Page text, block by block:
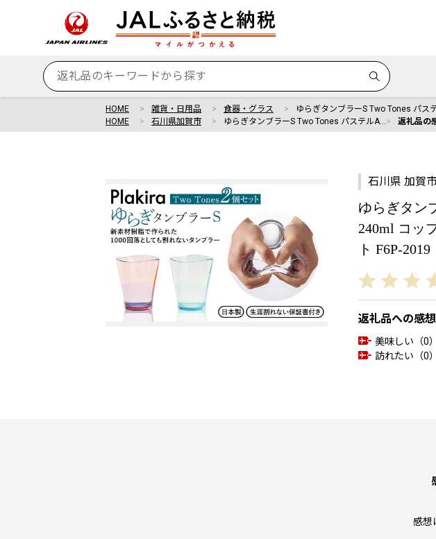
HOME 雑貨・日用品 食器・グラス ゆらぎタンブラーS Two Tones パス
HOME
石川県加賀市 ゆらぎタンブラーS Two Tones パステルA… 返礼品の
石川県 加賀
ゆらぎタン
240ml コッ
ト F6P-2019
返礼品への感想
美味しい（0）
訪れたい（0）
感想